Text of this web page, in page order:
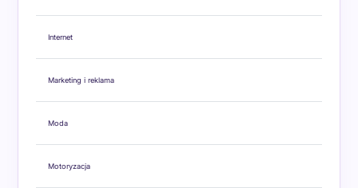
Internet
Marketing i reklama
Moda
Motoryzacja